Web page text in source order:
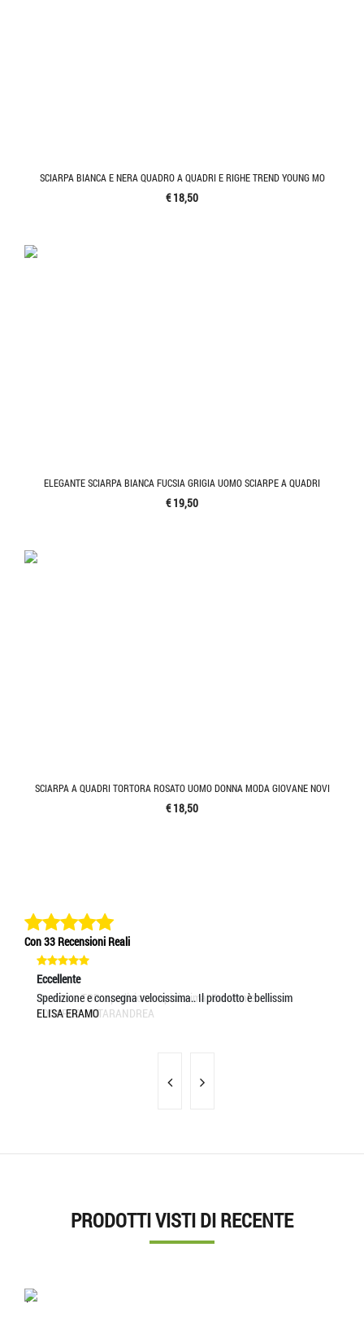
SCIARPA BIANCA E NERA QUADRO A QUADRI E RIGHE TREND YOUNG MO
€ 18,50
ELEGANTE SCIARPA BIANCA FUCSIA GRIGIA UOMO SCIARPE A QUADRI
€ 19,50
SCIARPA A QUADRI TORTORA ROSATO UOMO DONNA MODA GIOVANE NOVI
€ 18,50
Con 33 Recensioni Reali
Eccellente
Venditore TOP...spedizione rapidissima! Eccellente
EDOARDO NOTARANDREA
Eccellente
Spedizione e consegna velocissima.. Il prodotto è bellissim
ELISA ERAMO
PRODOTTI VISTI DI RECENTE
'.'